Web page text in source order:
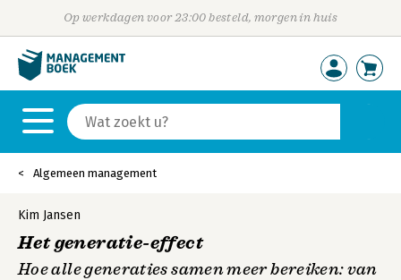
Op werkdagen voor 23:00 besteld, morgen in huis
Algemeen management
Kim Jansen
Het generatie-effect
Hoe alle generaties samen meer bereiken: van